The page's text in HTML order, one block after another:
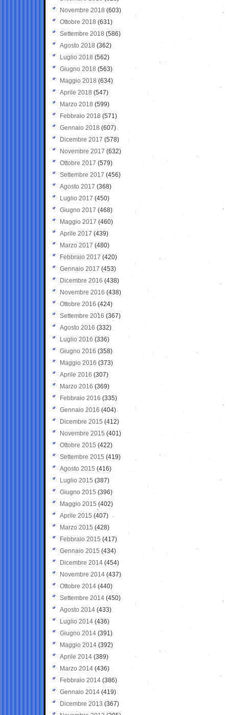
Novembre 2018 (603)
Ottobre 2018 (631)
Settembre 2018 (586)
Agosto 2018 (362)
Luglio 2018 (562)
Giugno 2018 (563)
Maggio 2018 (634)
Aprile 2018 (547)
Marzo 2018 (599)
Febbraio 2018 (571)
Gennaio 2018 (607)
Dicembre 2017 (578)
Novembre 2017 (632)
Ottobre 2017 (579)
Settembre 2017 (456)
Agosto 2017 (368)
Luglio 2017 (450)
Giugno 2017 (468)
Maggio 2017 (460)
Aprile 2017 (439)
Marzo 2017 (480)
Febbraio 2017 (420)
Gennaio 2017 (453)
Dicembre 2016 (438)
Novembre 2016 (438)
Ottobre 2016 (424)
Settembre 2016 (367)
Agosto 2016 (332)
Luglio 2016 (336)
Giugno 2016 (358)
Maggio 2016 (373)
Aprile 2016 (307)
Marzo 2016 (369)
Febbraio 2016 (335)
Gennaio 2016 (404)
Dicembre 2015 (412)
Novembre 2015 (401)
Ottobre 2015 (422)
Settembre 2015 (419)
Agosto 2015 (416)
Luglio 2015 (387)
Giugno 2015 (396)
Maggio 2015 (402)
Aprile 2015 (407)
Marzo 2015 (428)
Febbraio 2015 (417)
Gennaio 2015 (434)
Dicembre 2014 (454)
Novembre 2014 (437)
Ottobre 2014 (440)
Settembre 2014 (450)
Agosto 2014 (433)
Luglio 2014 (436)
Giugno 2014 (391)
Maggio 2014 (392)
Aprile 2014 (389)
Marzo 2014 (436)
Febbraio 2014 (386)
Gennaio 2014 (419)
Dicembre 2013 (367)